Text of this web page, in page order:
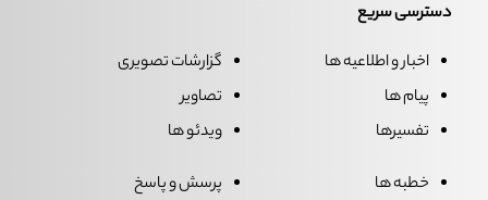
دسترسی سریع
اخبار و اطلاعیه ها
پیام ها
تفسیرها
گزارشات تصویری
تصاویر
ویدئو ها
خطبه ها
پرسش و پاسخ